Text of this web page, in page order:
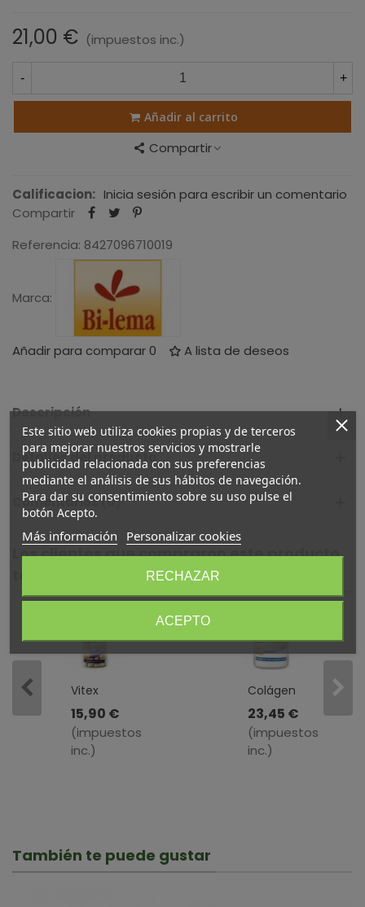
21,00 € (impuestos inc.)
- +
Añadir al carrito
Compartir
Calificacion: Inicia sesión para escribir un comentario
Compartir
Referencia: 8427096710019
Marca:
Añadir para comparar0 A lista de deseos
Descripción
Detalles del producto
Comentarios (0)
Los clientes que compraron este producto
también compraron:
Vitex
Berry
Plus ·
Bilema ·
60
15,90 €
(impuestos
inc.)
Colágeno
Complex
· Bilema
· 340 Gr
23,45 €
(impuestos
inc.)
También te puede gustar
Este sitio web utiliza cookies propias y de terceros
para mejorar nuestros servicios y mostrarle
publicidad relacionada con sus preferencias
mediante el análisis de sus hábitos de navegación.
Para dar su consentimiento sobre su uso pulse el
botón Acepto.
Más información Personalizar cookies
RECHAZAR
ACEPTO